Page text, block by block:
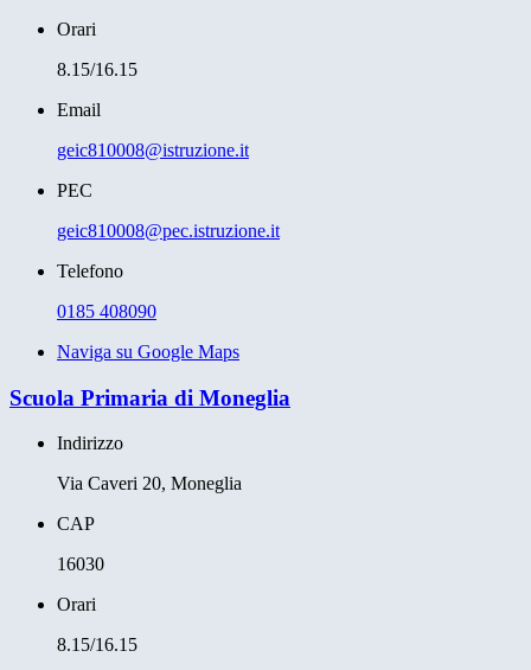
Orari
8.15/16.15
Email
geic810008@istruzione.it
PEC
geic810008@pec.istruzione.it
Telefono
0185 408090
Naviga su Google Maps
Scuola Primaria di Moneglia
Indirizzo
Via Caveri 20, Moneglia
CAP
16030
Orari
8.15/16.15